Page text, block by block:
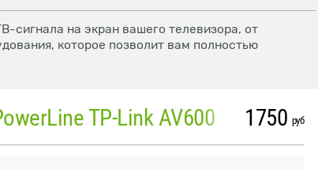
сигнала на экран вашего телевизора, от
которое позволит вам полностью
TP-Link AV600 1750 руб